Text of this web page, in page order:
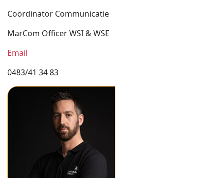
Coördinator Communicatie
MarCom Officer WSI & WSE
Email
0483/41 34 83